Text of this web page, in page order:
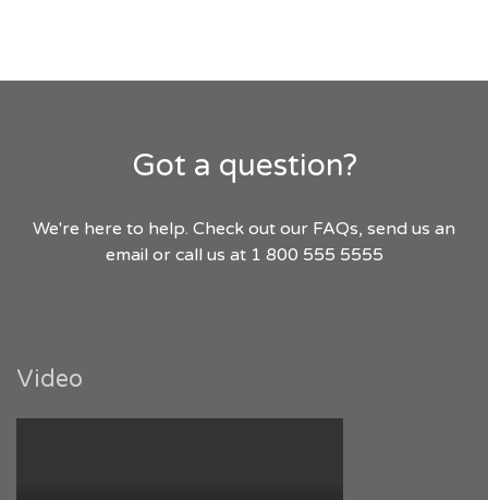
Got a question?
We're here to help. Check out our FAQs, send us an
email or call us at 1 800 555 5555
Video